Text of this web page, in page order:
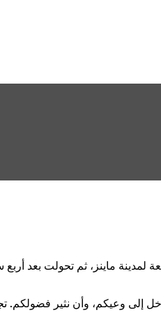
كشركة تابعة لمدينة ماينز،